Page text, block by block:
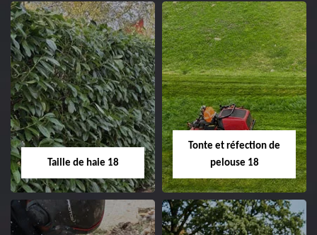
02.52.56.49.40
Elagage d'arbre 18
Entreprise élagage
d'arbre 18 Cher tel:
02.52.56.49.40
Abattage d'arbres
18
Entreprise abattage
Taille de haie 18
Tonte et réfection de
pelouse 18